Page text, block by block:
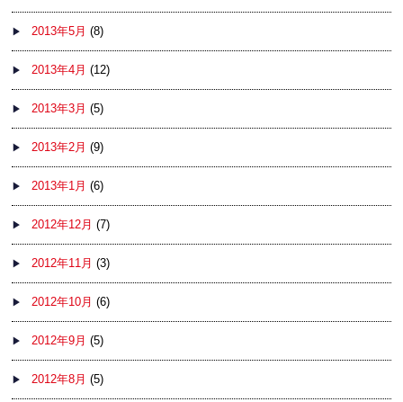
2013年5月 (8)
2013年4月 (12)
2013年3月 (5)
2013年2月 (9)
2013年1月 (6)
2012年12月 (7)
2012年11月 (3)
2012年10月 (6)
2012年9月 (5)
2012年8月 (5)